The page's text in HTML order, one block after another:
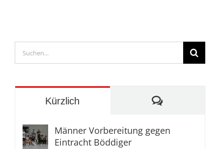
Suche
nach:
Kürzlich Kommentare
Männer Vorbereitung gegen
Eintracht Böddiger